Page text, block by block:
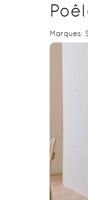
Marques: